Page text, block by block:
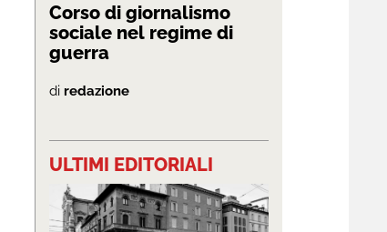
Corso di giornalismo
sociale nel regime di
guerra
di redazione
ULTIMI EDITORIALI